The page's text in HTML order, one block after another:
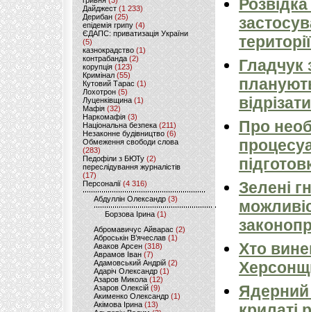
Дайджест (1 233)
Дерибан (25)
епідемія грипу (4)
ЄДАПС: приватизація України
(5)
казнокрадство (1)
контрабанда (2)
корупція (123)
Кримінал (55)
Кутовий Тарас (1)
Лохотрон(5)
Луценківщина (1)
Мафія (32)
Наркомафія (3)
Національна безпека (211)
Незаконне будівництво(6)
Обмеження свободи слова
(283)
Педофіли з БЮТу (2)
переслідування журналістів
(17)
Персоналії (4 316)
Абдуллін Олександр (3)
Борзова Ірина(1)
Абромавичус Айварас (2)
Аброськін В’ячеслав(1)
Аваков Арсен (318)
Аврамов Іван (7)
Адамовський Андрій(2)
Адаріч Олександр (1)
Азаров Микола (12)
Азаров Олексій (9)
Акименко Олександр(1)
Акімова Ірина(13)
Гладчук
Про
Зелені
Хто
Ядерний